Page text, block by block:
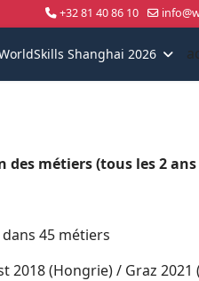
+32 81 40 86 10
Shanghai 2026
métiers (tous les 2
45 métiers
2018 (Hongrie) / Graz